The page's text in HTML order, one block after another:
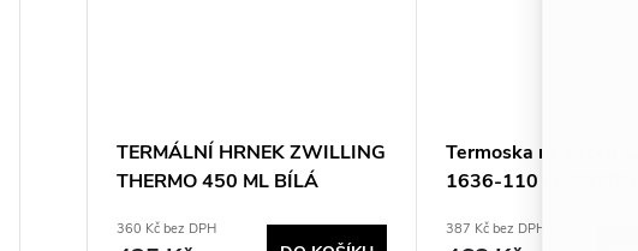
TERMÁLNÍ HRNEK ZWILLING
THERMO 450 ML BÍLÁ
360 Kč bez DPH
Termoska na večeři
1636-110 MAESTRO
387 Kč bez DPH